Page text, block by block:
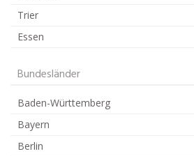
Trier
Essen
Bundesländer
Baden-Württemberg
Bayern
Berlin